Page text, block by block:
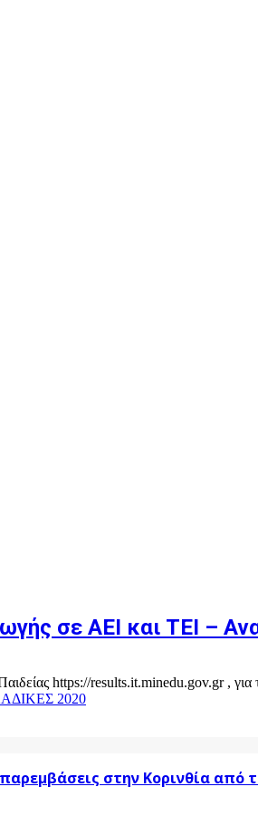
σε ΑΕΙ και ΤΕΙ –
https://results.it.minedu.gov.gr ,
2020
στην Κορινθία από